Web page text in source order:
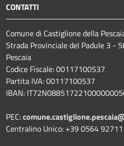
CONTATTI
Comune di Castiglione della
Strada Provinciale del Padule 3 -
Pescaia
Codice Fiscale: 00117100537
Partita IVA: 00117100537
IBAN:
PEC:
Centralino Unico: +39 0564